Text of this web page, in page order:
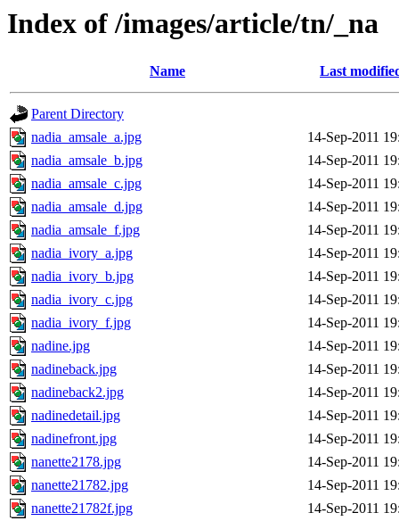
Index of /images/article/tn/_na
Name Last
Parent Directory
nadia_amsale_a.jpg
14-Sep-2011
nadia_amsale_b.jpg
14-Sep-2011
nadia_amsale_c.jpg
14-Sep-2011
nadia_amsale_d.jpg
14-Sep-2011
nadia_amsale_f.jpg
14-Sep-2011
nadia_ivory_a.jpg
14-Sep-2011
nadia_ivory_b.jpg
14-Sep-2011
nadia_ivory_c.jpg
14-Sep-2011
nadia_ivory_f.jpg
14-Sep-2011
nadine.jpg
14-Sep-2011
nadineback.jpg
14-Sep-2011
nadineback2.jpg
14-Sep-2011
nadinedetail.jpg
14-Sep-2011
nadinefront.jpg
14-Sep-2011
nanette2178.jpg
14-Sep-2011
nanette21782.jpg
14-Sep-2011
nanette21782f.jpg
14-Sep-2011